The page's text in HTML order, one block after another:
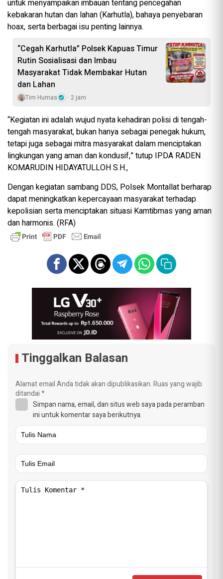
untuk menyampaikan imbauan tentang pencegahan
kebakaran hutan dan lahan (Karhutla), bahaya penyebaran
hoax, serta berbagai isu penting lainnya.
“Cegah Karhutla” Polsek Kapuas Timur
Rutin Sosialisasi dan Imbau
Masyarakat Tidak Membakar Hutan
dan Lahan
Tim Humas 2 jam
“Kegiatan ini adalah wujud nyata kehadiran polisi di tengah-
tengah masyarakat, bukan hanya sebagai penegak hukum,
tetapi juga sebagai mitra masyarakat dalam menciptakan
lingkungan yang aman dan kondusif,” tutup IPDA RADEN
KOMARUDIN HIDAYATULLOH S.H.,
Dengan kegiatan sambang DDS, Polsek Montallat berharap
dapat meningkatkan kepercayaan masyarakat terhadap
kepolisian serta menciptakan situasi Kamtibmas yang aman
dan harmonis. (RFA)
Tinggalkan Balasan
Alamat email Anda tidak akan dipublikasikan.Ruas yang wajib
ditandai*
Simpan nama, email, dan situs web saya pada peramban
ini untuk komentar saya berikutnya.